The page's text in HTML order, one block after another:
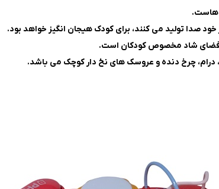
هاست.
صدا تولید می کنند، برای کودک هیجان انگیز خواهد بود.
درام، چرخ دنده و عروسک های نخ دار کوچک می باشد.